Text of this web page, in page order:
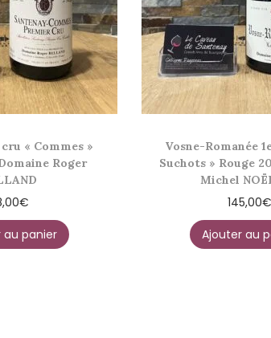
« Commes »
Roger
€
au panier
Vosne-Romanée
Suchots » Rouge
Michel
145,00€
Ajouter au